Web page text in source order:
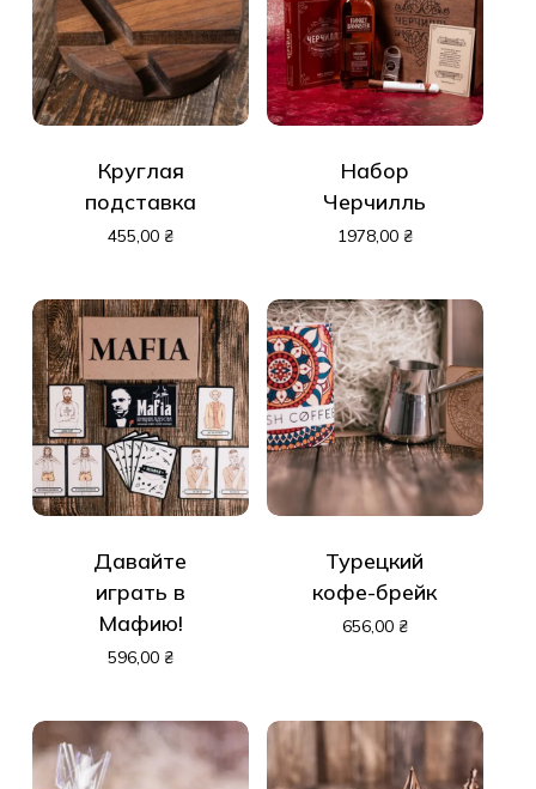
Корзина пуста.
Круглая
подставка
455,00 ₴
Набор
Черчилль
1978,00 ₴
Давайте
играть в
Мафию!
596,00 ₴
Турецкий
кофе-брейк
656,00 ₴